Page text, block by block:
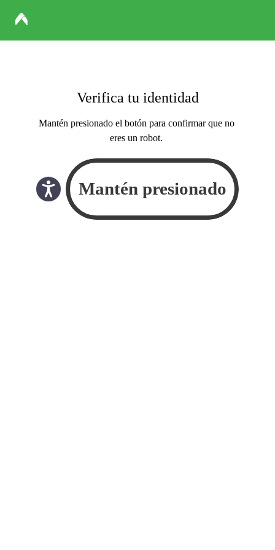
Verifica tu identidad
Mantén presionado el botón para confirmar que no
eres un robot.